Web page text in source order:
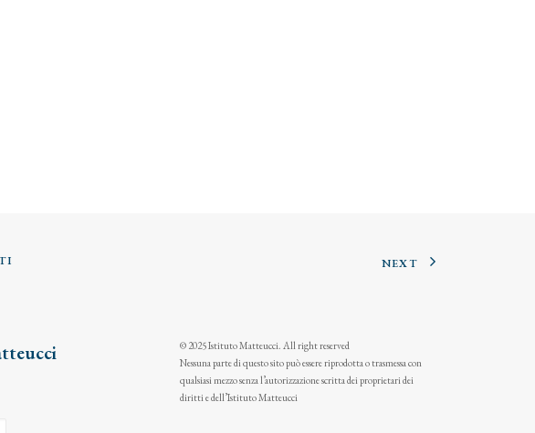
NEXT
© 2025 Istituto Matteucci. All right reserved
Nessuna parte di questo sito può essere riprodotta o trasmessa con
qualsiasi mezzo senza l’autorizzazione scritta dei proprietari dei
diritti e dell’Istituto Matteucci